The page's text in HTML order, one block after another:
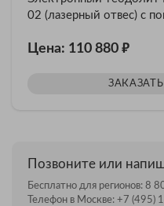
02 (лазерный отвес) с
Цена: 110 880 ₽
Позвоните или
Бесплатно для регионов: 8
Телефон в Москве: +7 (495)